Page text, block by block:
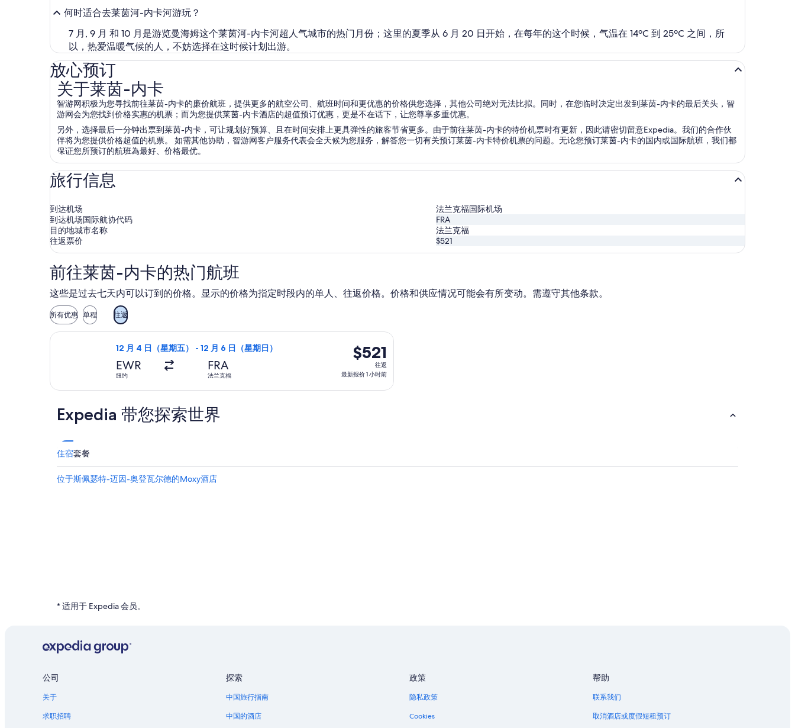
何时适合去莱茵河-内卡河游玩？
7 月, 9 月 和 10 月是游览曼海姆这个莱茵河-内卡河超人气城市的热门月份；这里的夏季从 6 月 20 日开始，在每年的这个时候，气温在 14ºC 到 25ºC 之间，所
以，热爱温暖气候的人，不妨选择在这时候计划出游。
放心预订
关于莱茵-内卡
智游网积极为您寻找前往莱茵-内卡的廉价航班，提供更多的航空公司、航班时间和更优惠的价格供您选择，其他公司绝对无法比拟。同时，在您临时决定出发到莱茵-内卡的最后关头，智
游网会为您找到价格实惠的机票；而为您提供莱茵-内卡酒店的超值预订优惠，更是不在话下，让您尊享多重优惠。
另外，选择最后一分钟出票到莱茵-内卡，可让规划好预算、且在时间安排上更具弹性的旅客节省更多。由于前往莱茵-内卡的特价机票时有更新，因此请密切留意Expedia。我们的合作伙
伴将为您提供价格超值的机票。 如需其他协助，智游网客户服务代表会全天候为您服务，解答您一切有关预订莱茵-内卡特价机票的问题。无论您预订莱茵-内卡的国内或国际航班，我们都
保证您所预订的航班為最好、价格最优。
关于莱茵-内卡
旅行信息
到达机场
法兰克福国际机场
到达机场国际航协代码
FRA
目的地城市名称
法兰克福
往返票价
$521
前往莱茵-内卡的热门航班
这些是过去七天内可以订到的价格。显示的价格为指定时段内的单人、往返价格。价格和供应情况可能会有所变动。需遵守其他条款。
所有优惠 单程 往返
12 月 4 日（星期五） - 12 月 6 日（星期日）
EWR
纽约
FRA
法兰克福
$521
往
返,
时
$521
往返
最新报价 1 小时前
选择TAP 葡萄牙航空航班，12 月 4 日（星期五）从纽约前往法兰克福，12 月 6 日（星期日）返回，价格为 $521，最新报价 1 小时前
Expedia 带您探索世界
住宿套餐
位于斯佩瑟特-迈因-奥登瓦尔德的Moxy酒店
* 适用于 Expedia 会员。
公司
关于
求职招聘
探索
中国旅行指南
中国的酒店
政策
隐私政策
Cookies
帮助
联系我们
取消酒店或度假短租预订